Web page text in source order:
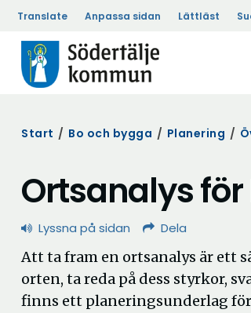
Translate Anpassa sidan Lättläst
Start / Bo och bygga / Planering /
Ortsanalys för
Lyssna på sidan Dela
Att ta fram en ortsanalys är ett
orten, ta reda på dess styrkor,
finns ett planeringsunderlag